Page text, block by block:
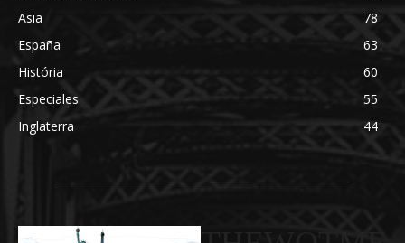
Asia
78
España
63
História
60
Especiales
55
Inglaterra
44